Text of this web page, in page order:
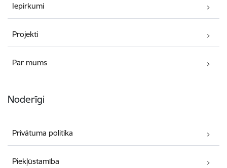
Iepirkumi
Projekti
Par mums
Noderīgi
Privātuma politika
Piekļūstamība